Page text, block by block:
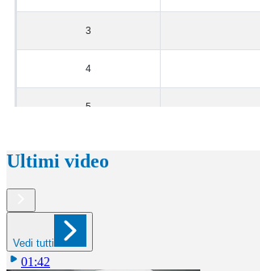
Ultimi video
Vedi tutti
01:42